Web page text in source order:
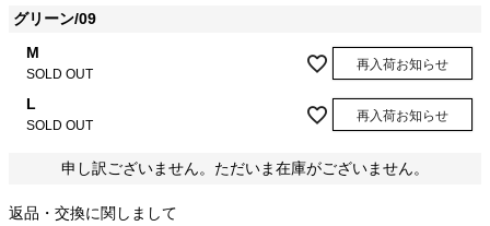
グリーン/09
M
SOLD OUT
再入荷お知らせ
L
SOLD OUT
再入荷お知らせ
申し訳ございません。ただいま在庫がございません。
返品・交換に関しまして